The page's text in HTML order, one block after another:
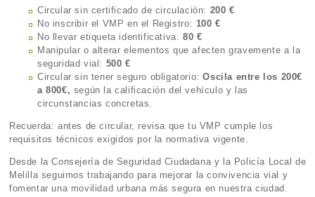
Circular sin certificado de circulación: 200 €
No inscribir el VMP en el Registro: 100 €
No llevar etiqueta identificativa:80 €
Manipular o alterar elementos que afecten gravemente a la
seguridad vial: 500 €
Circular sin tener seguro obligatorio:Oscila entre los 200€
a 800€, según la calificación del vehículo y las
circunstancias concretas.
Recuerda: antes de circular, revisa que tu VMP cumple los
requisitos técnicos exigidos por la normativa vigente.
Desde la Consejería de Seguridad Ciudadana y la Policía Local de
Melilla seguimos trabajando para mejorar la convivencia vial y
fomentar una movilidad urbana más segura en nuestra ciudad.